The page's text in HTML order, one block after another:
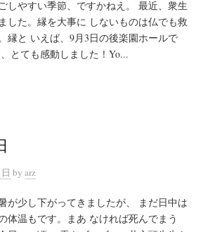
しやすい季節、ですかねえ。 最近、衆生
した。縁を大事に しないものは仏でも救
縁と いえば、9月3日の後楽園ホールで
とても感動しました！Yo...
by arz
が少し下がってきましたが、 まだ日中は
体温もです。まあ なければ死んでまう